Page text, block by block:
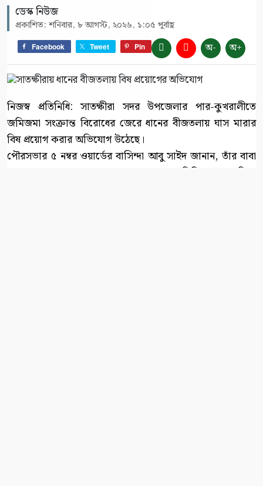
ডেস্ক নিউজ
প্রকাশিত: শনিবার, ৮ আগস্ট, ২০২৬, ১:০৫ পূর্বাহ্ণ
Facebook Tweet Pin অ- অ+
নিজস্ব প্রতিনিধি: সাতক্ষীরা সদর উপজেলার পার-কুখরালীতে
জমিজমা সংক্রান্ত বিরোধের জেরে ধানের বীজতলায় ঘাস মারার
বিষ প্রয়োগ করার অভিযোগ উঠেছে।
পৌরসভার ৫ নম্বর ওয়ার্ডের বাসিন্দা আবু সাইদ জানান, তাঁর বাবা
২০০২ সালে জব্বার সরদারের কাছ থেকে জমিটি কেনেন। কিন্তু